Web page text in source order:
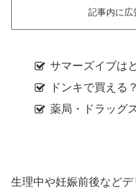
記事内に広
サマーズイブは
ドンキで買える？
薬局・ドラッグ
生理中や妊娠前後など